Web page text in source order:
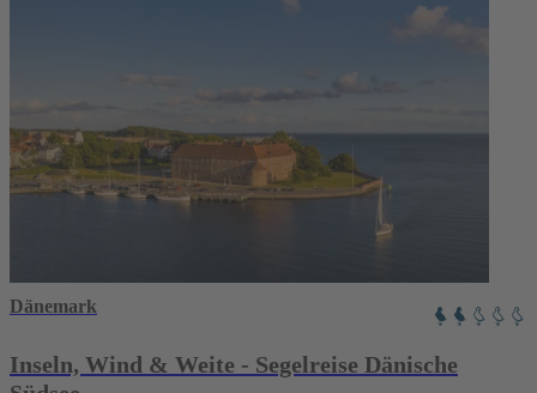
Dänemark
Inseln, Wind & Weite - Segelreise Dänische